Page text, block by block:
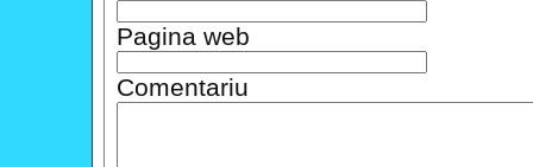
Pagina web
Comentariu